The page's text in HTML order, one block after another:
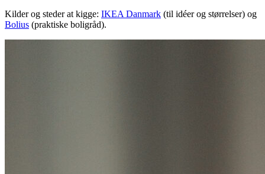
Kilder og steder at kigge: IKEA Danmark (til idéer og størrelser) og
Bolius (praktiske boligråd).